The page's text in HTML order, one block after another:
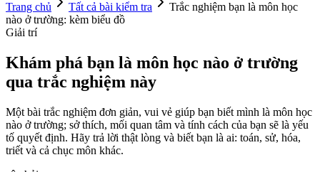
Trang chủ Tất cả bài kiểm tra
Trắc nghiệm bạn là môn học
nào ở trường: kèm biểu đồ
Giải trí
Khám phá bạn là môn học nào ở trường
qua trắc nghiệm này
Một bài trắc nghiệm đơn giản, vui vẻ giúp bạn biết mình là môn học
nào ở trường; sở thích, mối quan tâm và tính cách của bạn sẽ là yếu
tố quyết định. Hãy trả lời thật lòng và biết bạn là ai: toán, sử, hóa,
triết và cả chục môn khác.